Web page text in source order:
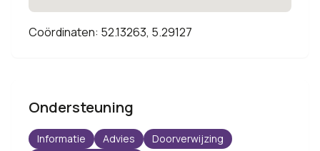
Coördinaten: 52.13263, 5.29127
Ondersteuning
Informatie Advies
Doorverwijzing